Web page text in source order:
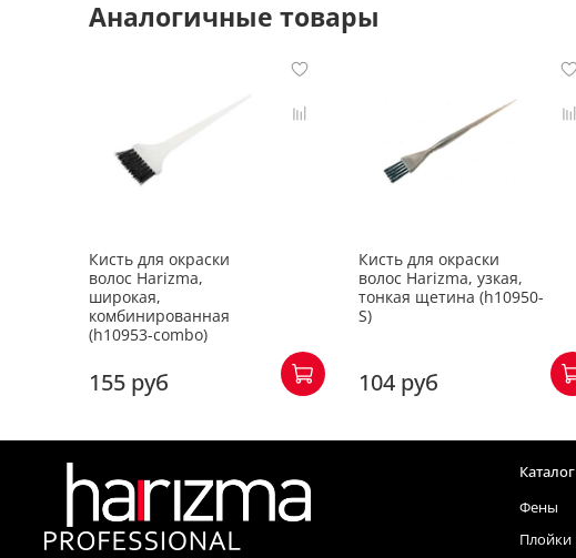
Аналогичные товары
Кисть для окраски
волос Harizma,
широкая,
комбинированная
(h10953-combo)
155 руб
Кисть для окраски
волос Harizma, узкая,
тонкая щетина (h10950-
S)
104 руб
Каталог
Фены
Плойки